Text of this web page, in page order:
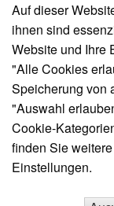
Auf dieser
ihnen sind
Website und Ihre
"Alle Cookies
Speicherung von
"Auswahl
Cookie-
finden Sie
Einstellungen.